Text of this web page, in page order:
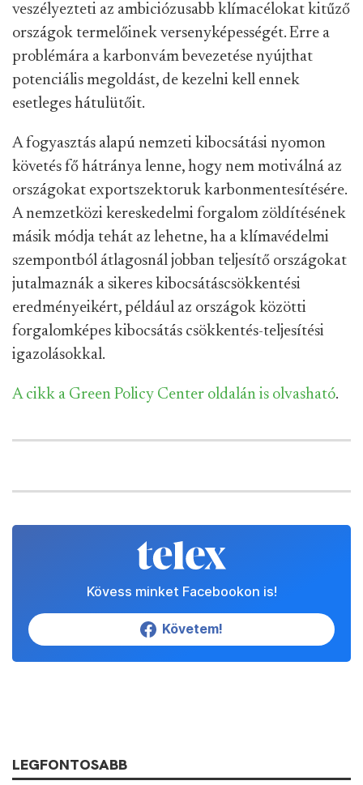
veszélyezteti az ambiciózusabb klímacélokat kitűző
országok termelőinek versenyképességét. Erre a
problémára a karbonvám bevezetése nyújthat
potenciális megoldást, de kezelni kell ennek
esetleges hátulütőit.
A fogyasztás alapú nemzeti kibocsátási nyomon
követés fő hátránya lenne, hogy nem motiválná az
országokat exportszektoruk karbonmentesítésére.
A nemzetközi kereskedelmi forgalom zöldítésének
másik módja tehát az lehetne, ha a klímavédelmi
szempontból átlagosnál jobban teljesítő országokat
jutalmaznák a sikeres kibocsátáscsökkentési
eredményeikért, például az országok közötti
forgalomképes kibocsátás csökkentés-teljesítési
igazolásokkal.
A cikk a Green Policy Center oldalán is olvasható.
Kövess minket Facebookon is!
Követem!
LEGFONTOSABB